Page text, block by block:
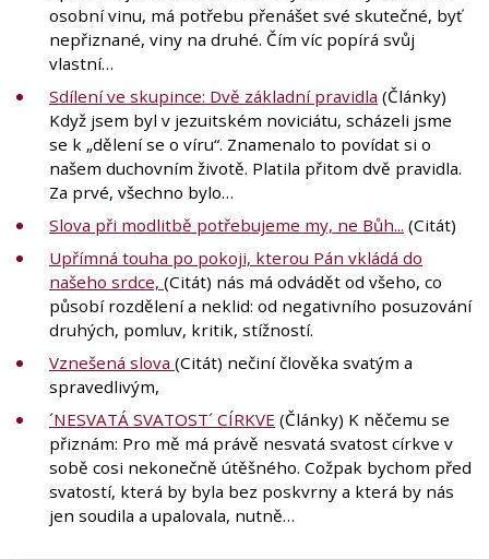
osobní vinu, má potřebu přenášet své skutečné, byť
nepřiznané, viny na druhé. Čím víc popírá svůj
vlastní…
Sdílení ve skupince: Dvě základní pravidla (Články)
Když jsem byl v jezuitském noviciátu, scházeli jsme
se k „dělení se o víru“. Znamenalo to povídat si o
našem duchovním životě. Platila přitom dvě pravidla.
Za prvé, všechno bylo…
Slova při modlitbě potřebujeme my, ne Bůh... (Citát)
Upřímná touha po pokoji, kterou Pán vkládá do
našeho srdce, (Citát) nás má odvádět od všeho, co
působí rozdělení a neklid: od negativního posuzování
druhých, pomluv, kritik, stížností.
Vznešená slova (Citát) nečiní člověka svatým a
spravedlivým,
´NESVATÁ SVATOST´ CÍRKVE (Články) K něčemu se
přiznám: Pro mě má právě nesvatá svatost církve v
sobě cosi nekonečně útěšného. Cožpak bychom před
svatostí, která by byla bez poskvrny a která by nás
jen soudila a upalovala, nutně…